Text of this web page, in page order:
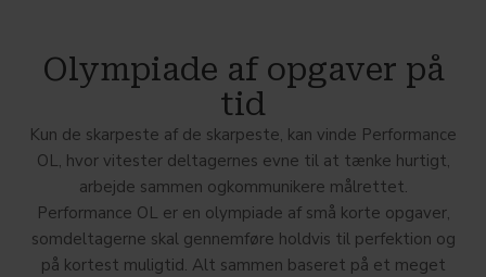
Olympiade af opgaver på
tid
Kun de skarpeste af de skarpeste, kan vinde Performance
OL, hvor vitester deltagernes evne til at tænke hurtigt,
arbejde sammen ogkommunikere målrettet.
Performance OL er en olympiade af små korte opgaver,
somdeltagerne skal gennemføre holdvis til perfektion og
på kortest muligtid. Alt sammen baseret på et meget